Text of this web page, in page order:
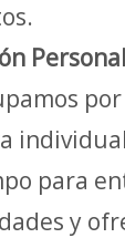
para
y